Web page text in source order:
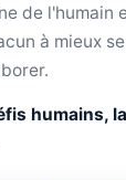
de l'humain
à mieux
humains,